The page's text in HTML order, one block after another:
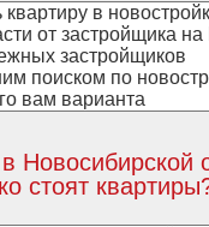
в
от застройщика на
застройщиков
поиском по
вам варианта
Новосибирской
стоят